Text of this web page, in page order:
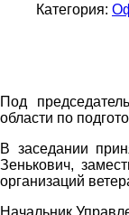
Категория:
Под
области по
В заседании
Зенькович,
организаций
Начальник